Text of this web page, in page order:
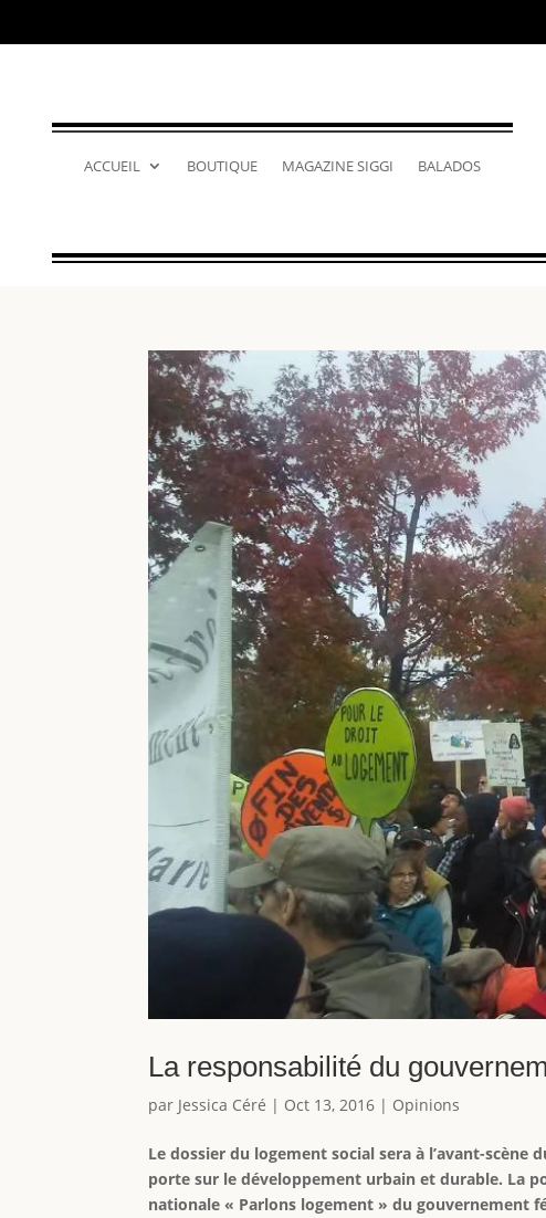
ACCUEIL BOUTIQUE MAGAZINE SIGGI BALADOS
La responsabilité du
par Jessica Céré | Oct 13, 2016 | Opinions
Le dossier du logement social sera à l’avant-
porte sur le développement urbain et durable. La
nationale « Parlons logement » du gouvernement